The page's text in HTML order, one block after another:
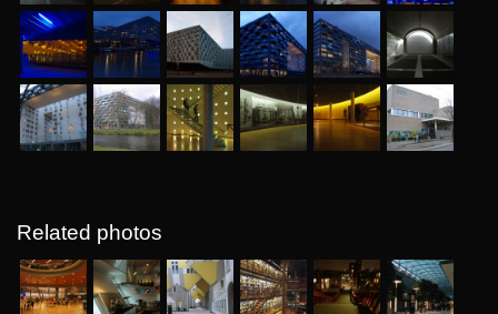
Related photos